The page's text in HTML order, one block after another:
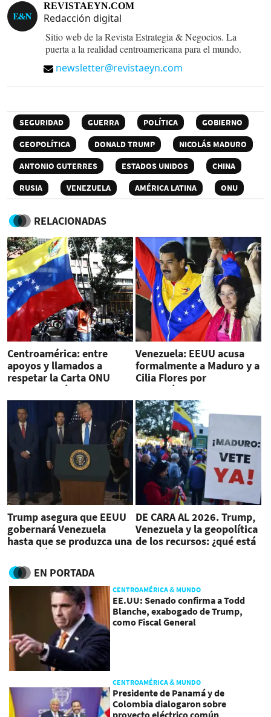
REVISTAEYN.COM
Redacción digital
Sitio web de la Revista Estrategia & Negocios. La
puerta a la realidad centroamericana para el mundo.
newsletter@revistaeyn.com
SEGURIDAD GUERRA POLÍTICA
GOBIERNO
GEOPOLÍTICA
DONALD TRUMP
NICOLÁS MADURO
ANTONIO GUTERRES
ESTADOS UNIDOS
CHINA
RUSIA
VENEZUELA AMÉRICA LATINA ONU
RELACIONADAS
Centroamérica: entre
apoyos y llamados a
respetar la Carta ONU
ante situación en
Venezuela
Venezuela: EEUU acusa
formalmente a Maduro y a
Cilia Flores por
narcotráfico y delitos con
armas de guerra
Trump asegura que EEUU
gobernará Venezuela
hasta que se produzca una
transición
DE CARA AL 2026. Trump,
Venezuela y la geopolítica
de los recursos: ¿qué está
EN PORTADA
CENTROAMÉRICA & MUNDO
EE.UU: Senado confirma a Todd
Blanche, exabogado de Trump,
como Fiscal General
CENTROAMÉRICA & MUNDO
Presidente de Panamá y de
Colombia dialogaron sobre
proyecto eléctrico común